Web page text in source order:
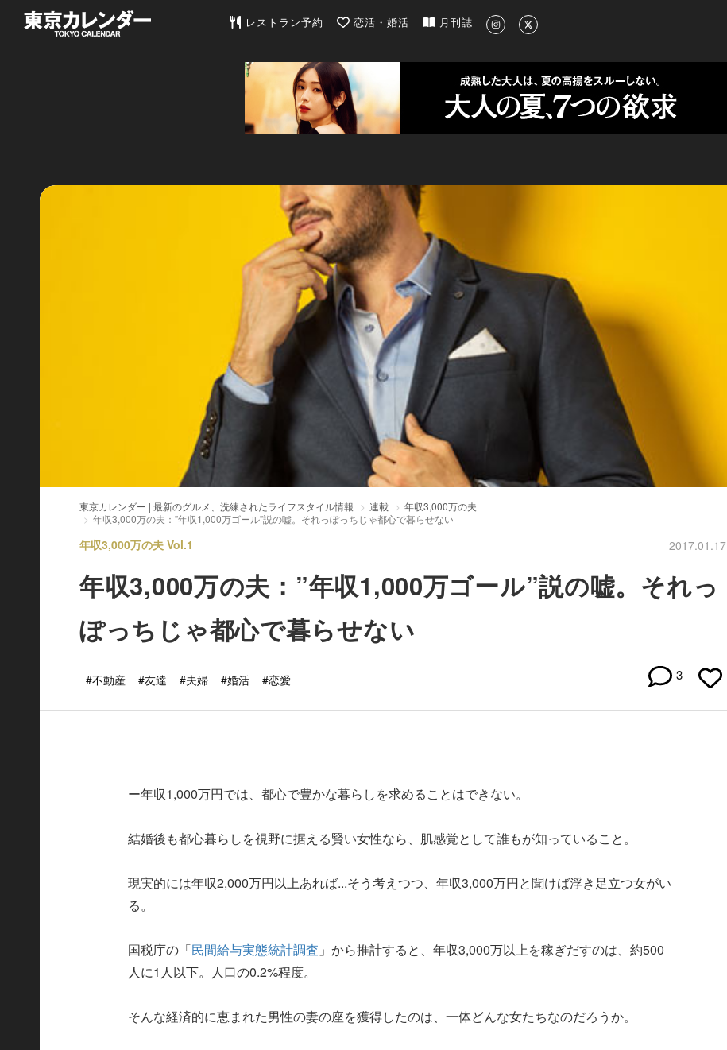
東京カレンダー | 最新のグルメ、洗練されたライフスタイル情報
レストラン予約 恋活・婚活 月刊誌
東京カレンダー | 最新のグルメ、洗練されたライフスタイル情報 連載
年収3,000万の夫
年収3,000万の夫：”年収1,000万ゴール”説の嘘。それっぽっちじゃ都心で暮らせない
年収3,000万の夫 Vol.1 2017.01.17
年収3,000万の夫：”年収1,000万ゴール”説の嘘。それっ
ぽっちじゃ都心で暮らせない
#不動産 #友達 #夫婦 #婚活 #恋愛 3
ー年収1,000万円では、都心で豊かな暮らしを求めることはできない。
結婚後も都心暮らしを視野に据える賢い女性なら、肌感覚として誰もが知っていること。
現実的には年収2,000万円以上あれば...そう考えつつ、年収3,000万円と聞けば浮き足立つ女がい
る。
国税庁の「民間給与実態統計調査 」から推計すると、年収3,000万以上を稼ぎだすのは、約500
人に1人以下。人口の0.2%程度。
そんな経済的に恵まれた男性の妻の座を獲得したのは、一体どんな女たちなのだろうか。